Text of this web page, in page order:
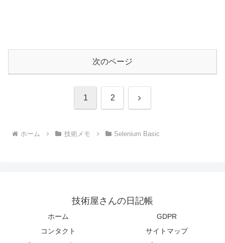
次のページ
1 2 次
ホーム 技術メモ Selenium Basic
技術屋さんの日記帳
ホーム
GDPR
コンタクト
サイトマップ